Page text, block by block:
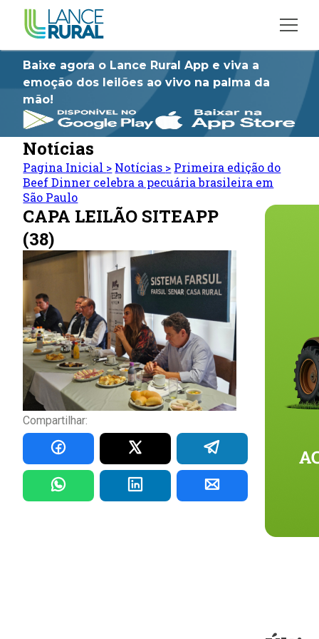
Baixe agora o Lance Rural App e viva a
emoção dos leilões ao vivo na palma da
mão!
Notícias
Pagina Inicial > Notícias > Primeira edição do
Beef Dinner celebra a pecuária brasileira em
São Paulo
CAPA LEILÃO SITEAPP
(38)
Compartilhar: